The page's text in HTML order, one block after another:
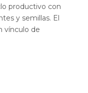
productivo con
y semillas. El
vínculo de